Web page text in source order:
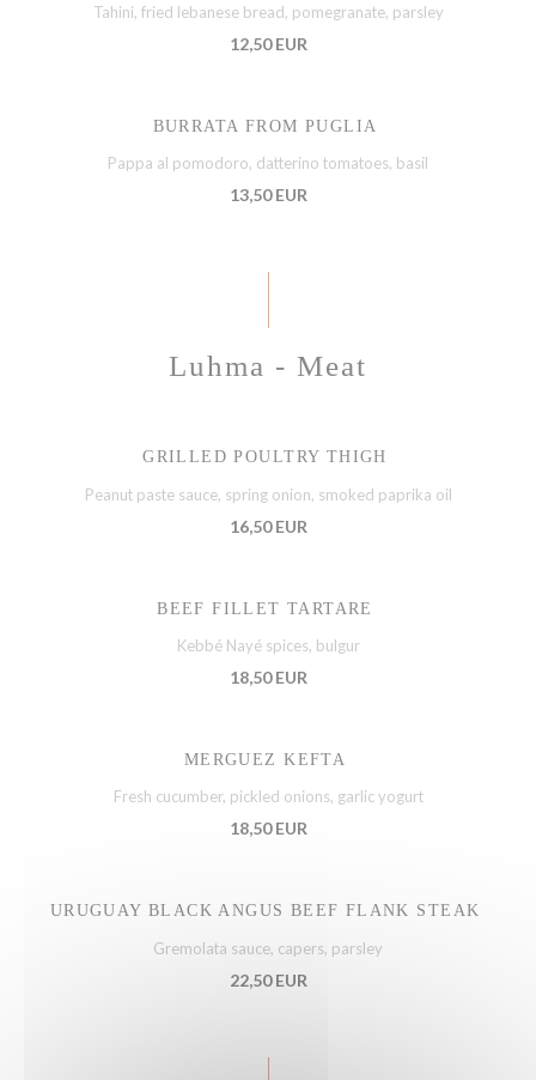
Tahini, fried lebanese bread, pomegranate, parsley
12,50 EUR
BURRATA FROM PUGLIA
Pappa al pomodoro, datterino tomatoes, basil
13,50 EUR
Luhma - Meat
GRILLED POULTRY THIGH
Peanut paste sauce, spring onion, smoked paprika oil
16,50 EUR
BEEF FILLET TARTARE
Kebbé Nayé spices, bulgur
18,50 EUR
MERGUEZ KEFTA
Fresh cucumber, pickled onions, garlic yogurt
18,50 EUR
URUGUAY BLACK ANGUS BEEF FLANK STEAK
Gremolata sauce, capers, parsley
22,50 EUR